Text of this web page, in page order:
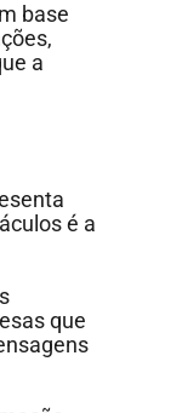
base
a
é a
que